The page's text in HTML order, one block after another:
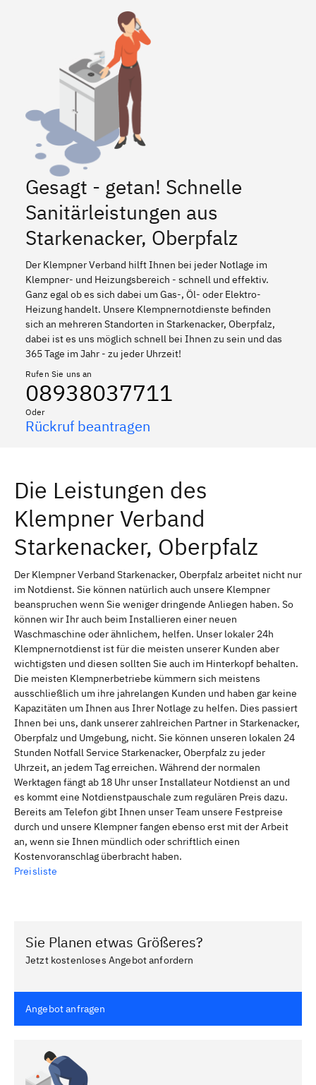
Gesagt - getan! Schnelle
Sanitärleistungen aus
Starkenacker, Oberpfalz
Der Klempner Verband hilft Ihnen bei jeder Notlage im
Klempner- und Heizungsbereich - schnell und effektiv.
Ganz egal ob es sich dabei um Gas-, Öl- oder Elektro-
Heizung handelt. Unsere Klempnernotdienste befinden
sich an mehreren Standorten in Starkenacker, Oberpfalz,
dabei ist es uns möglich schnell bei Ihnen zu sein und das
365 Tage im Jahr - zu jeder Uhrzeit!
Rufen Sie uns an
08938037711
Oder
Rückruf beantragen
Die Leistungen des
Klempner Verband
Starkenacker, Oberpfalz
Der Klempner Verband Starkenacker, Oberpfalz arbeitet nicht nur
im Notdienst. Sie können natürlich auch unsere Klempner
beanspruchen wenn Sie weniger dringende Anliegen haben. So
können wir Ihr auch beim Installieren einer neuen
Waschmaschine oder ähnlichem, helfen. Unser lokaler 24h
Klempnernotdienst ist für die meisten unserer Kunden aber
wichtigsten und diesen sollten Sie auch im Hinterkopf behalten.
Die meisten Klempnerbetriebe kümmern sich meistens
ausschließlich um ihre jahrelangen Kunden und haben gar keine
Kapazitäten um Ihnen aus Ihrer Notlage zu helfen. Dies passiert
Ihnen bei uns, dank unserer zahlreichen Partner in Starkenacker,
Oberpfalz und Umgebung, nicht. Sie können unseren lokalen 24
Stunden Notfall Service Starkenacker, Oberpfalz zu jeder
Uhrzeit, an jedem Tag erreichen. Während der normalen
Werktagen fängt ab 18 Uhr unser Installateur Notdienst an und
es kommt eine Notdienstpauschale zum regulären Preis dazu.
Bereits am Telefon gibt Ihnen unser Team unsere Festpreise
durch und unsere Klempner fangen ebenso erst mit der Arbeit
an, wenn sie Ihnen mündlich oder schriftlich einen
Kostenvoranschlag überbracht haben.
Preisliste
Sie Planen etwas Größeres?
Jetzt kostenloses Angebot anfordern
Angebot anfragen